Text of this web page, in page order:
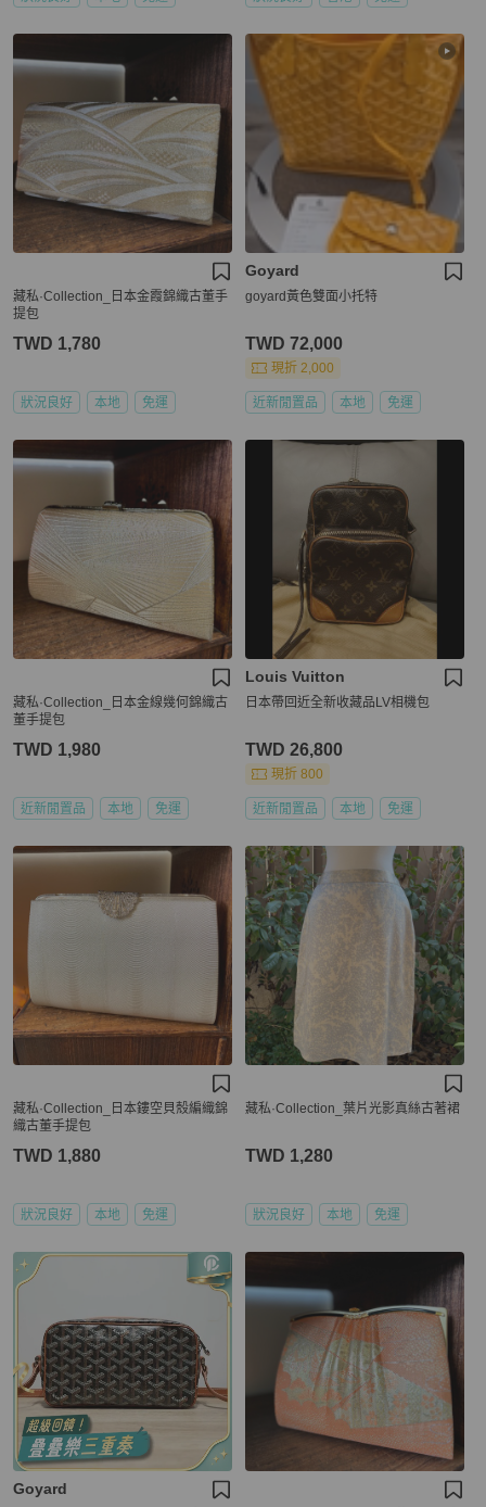
藏私·Collection_日本金霞錦織古董手
提包
TWD 1,780
狀況良好 本地 免運
Goyard
goyard黃色雙面小托特
TWD 72,000
現折 2,000
近新閒置品 本地 免運
藏私·Collection_日本金線幾何錦織古
董手提包
TWD 1,980
近新閒置品 本地 免運
Louis Vuitton
日本帶回近全新收藏品LV相機包
TWD 26,800
現折 800
近新閒置品 本地 免運
藏私·Collection_日本鏤空貝殼編織錦
織古董手提包
TWD 1,880
狀況良好 本地 免運
藏私·Collection_葉片光影真絲古著裙
TWD 1,280
狀況良好 本地 免運
Goyard